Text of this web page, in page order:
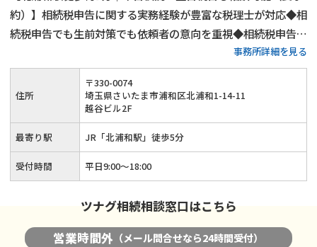
約）】相続税申告に関する実務経験が豊富な税理士が対応◆相
続税申告でも生前対策でも依頼者の意向を重視◆相続税申告・
生前対策の料金は11万円～◆丁寧な対応と円滑な手続きで依
頼者様の相続税申告・生前対策を全力でサポートします！
事務所詳細を見る
住所
〒330-0074
埼玉県さいたま市浦和区北浦和1-14-11
越谷ビル2F
最寄り駅 JR「北浦和駅」徒歩5分
受付時間 平日9:00〜18:00
ツナグ相続相談窓口はこちら
営業時間外 （メール問合せなら24時間受付）